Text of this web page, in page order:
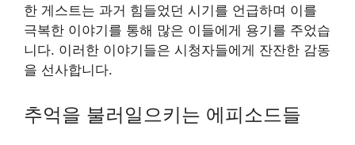
한 게스트는 과거 힘들었던 시기를 언급하며 이를
극복한 이야기를 통해 많은 이들에게 용기를 주었습
니다. 이러한 이야기들은 시청자들에게 잔잔한 감동
을 선사합니다.
추억을 불러일으키는 에피소드들